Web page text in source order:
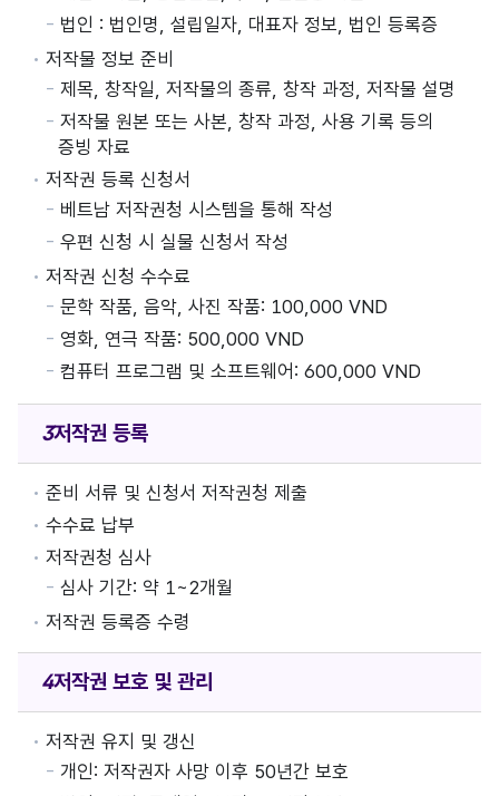
법인 : 법인명, 설립일자, 대표자 정보, 법인 등록증
저작물 정보 준비
제목, 창작일, 저작물의 종류, 창작 과정, 저작물 설명
저작물 원본 또는 사본, 창작 과정, 사용 기록 등의
증빙 자료
저작권 등록 신청서
베트남 저작권청 시스템을 통해 작성
우편 신청 시 실물 신청서 작성
저작권 신청 수수료
문학 작품, 음악, 사진 작품: 100,000 VND
영화, 연극 작품: 500,000 VND
컴퓨터 프로그램 및 소프트웨어: 600,000 VND
저작권 등록
준비 서류 및 신청서 저작권청 제출
수수료 납부
저작권청 심사
심사 기간: 약 1~2개월
저작권 등록증 수령
저작권 보호 및 관리
저작권 유지 및 갱신
개인: 저작권자 사망 이후 50년간 보호